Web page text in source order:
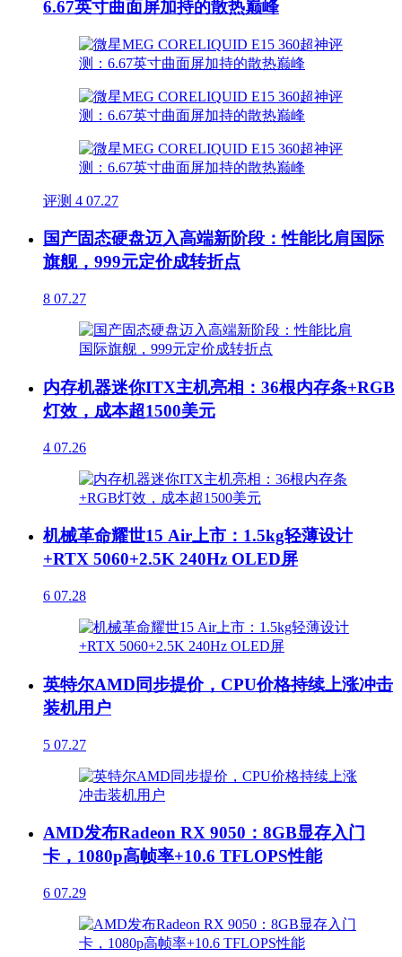
6.67英寸曲面屏加持的散热巅峰
评测 4 07.27
国产固态硬盘迈入高端新阶段：性能比肩国际
旗舰，999元定价成转折点
8 07.27
内存机器迷你ITX主机亮相：36根内存条+RGB
灯效，成本超1500美元
4 07.26
机械革命耀世15 Air上市：1.5kg轻薄设计
+RTX 5060+2.5K 240Hz OLED屏
6 07.28
英特尔AMD同步提价，CPU价格持续上涨冲击
装机用户
5 07.27
AMD发布Radeon RX 9050：8GB显存入门
卡，1080p高帧率+10.6 TFLOPS性能
6 07.29